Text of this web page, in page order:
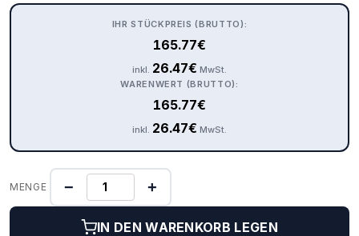
IHR STÜCKPREIS (BRUTTO):
165.77€
inkl. 26.47€ MwSt.
WARENWERT (BRUTTO):
165.77€
inkl. 26.47€ MwSt.
MENGE − +
IN DEN WARENKORB LEGEN